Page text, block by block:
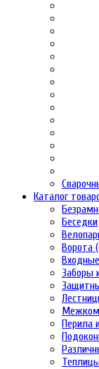
Каталог
Беседки
Ворота
Заборы
Перила